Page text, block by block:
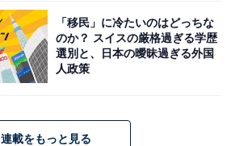
「移民」に冷たいのはどっちな
のか？ スイスの厳格過ぎる学歴
選別と、日本の曖昧過ぎる外国
人政策
連載をもっと見る